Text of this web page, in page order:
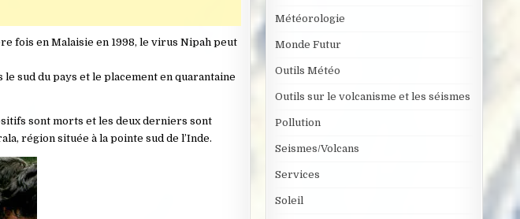
fois en Malaisie en 1998, le virus Nipah peut
sud du pays et le placement en quarantaine
sont morts et les deux derniers sont
région située à la pointe sud de l’Inde.
Météorologie
Monde Futur
Outils Météo
Outils sur le volcanisme et les séismes
Pollution
Seismes/Volcans
Services
Soleil